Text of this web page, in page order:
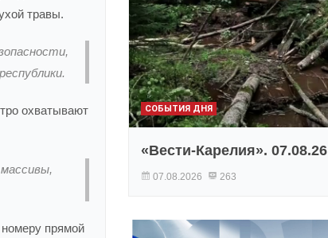
травы.
охватывают
прямой
СОБЫТИЯ ДНЯ
«Вести-Карелия». 07.08.26
07.08.2026 263